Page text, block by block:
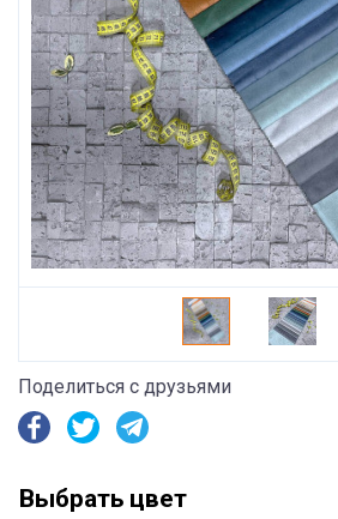
Поделиться с друзьями
Выбрать цвет